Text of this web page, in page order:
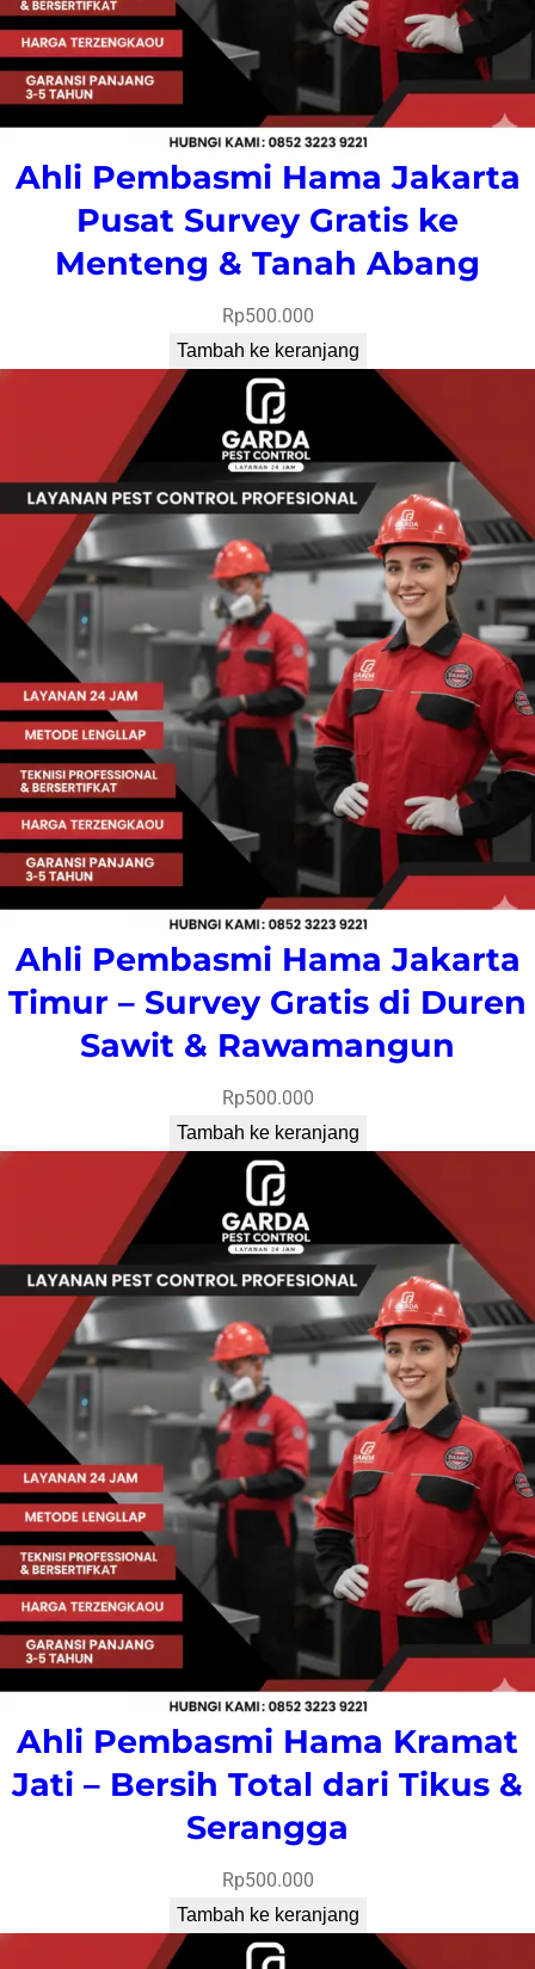
Ahli Pembasmi Hama Jakarta
Pusat Survey Gratis ke
Menteng & Tanah Abang
Rp500.000
Tambah ke keranjang
Ahli Pembasmi Hama Jakarta
Timur – Survey Gratis di Duren
Sawit & Rawamangun
Rp500.000
Tambah ke keranjang
Ahli Pembasmi Hama Kramat
Jati – Bersih Total dari Tikus &
Serangga
Rp500.000
Tambah ke keranjang